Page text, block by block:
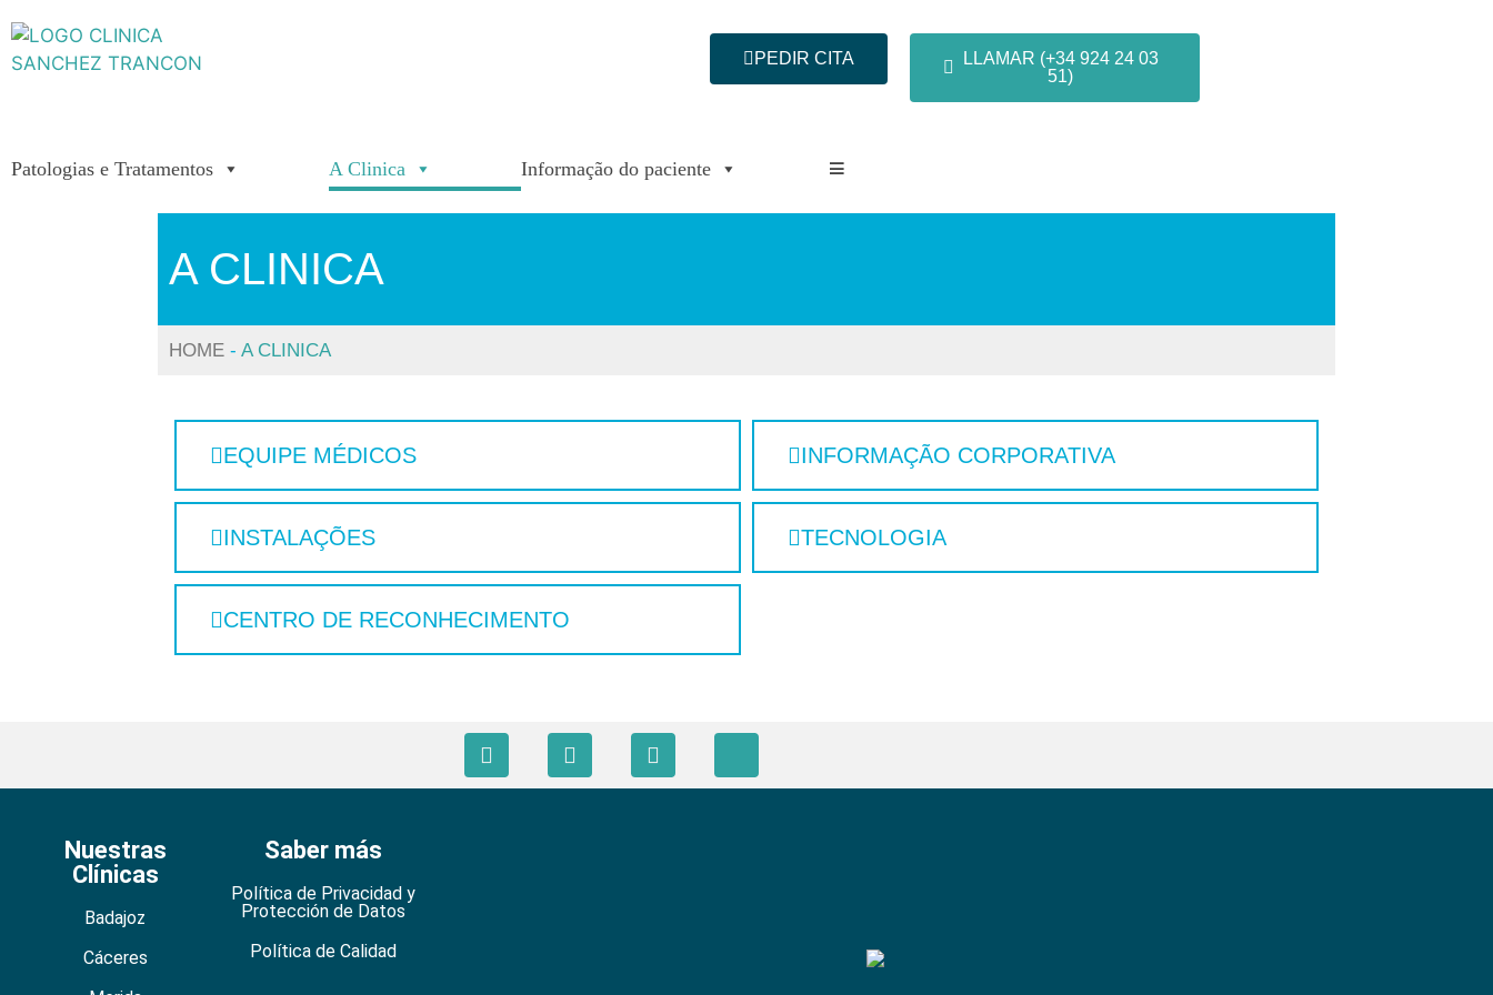
PEDIR CITA
LLAMAR (+34 924 24 03
51)
Patologias e Tratamentos A Clinica Informação do paciente
A CLINICA
HOME - A CLINICA
EQUIPE MÉDICOS INFORMAÇÃO CORPORATIVA
INSTALAÇÕES TECNOLOGIA
CENTRO DE RECONHECIMENTO
Nuestras
Clínicas
Badajoz
Cáceres
Saber más
Política de Privacidad y
Protección de Datos
Política de Calidad